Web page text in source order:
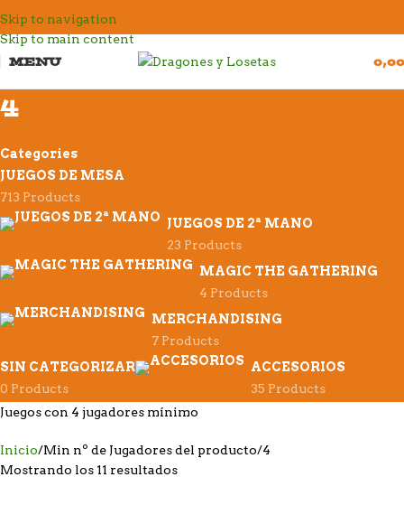
Skip to navigation
Skip to main content
MENU 0,00
4
Categories
JUEGOS DE MESA
713 Products
JUEGOS DE 2ª MANO
23 Products
MAGIC THE GATHERING
4 Products
MERCHANDISING
7 Products
SIN CATEGORIZAR
0 Products
ACCESORIOS
35 Products
Juegos con 4 jugadores mínimo
Inicio Min nº de Jugadores del producto 4
Mostrando los 11 resultados